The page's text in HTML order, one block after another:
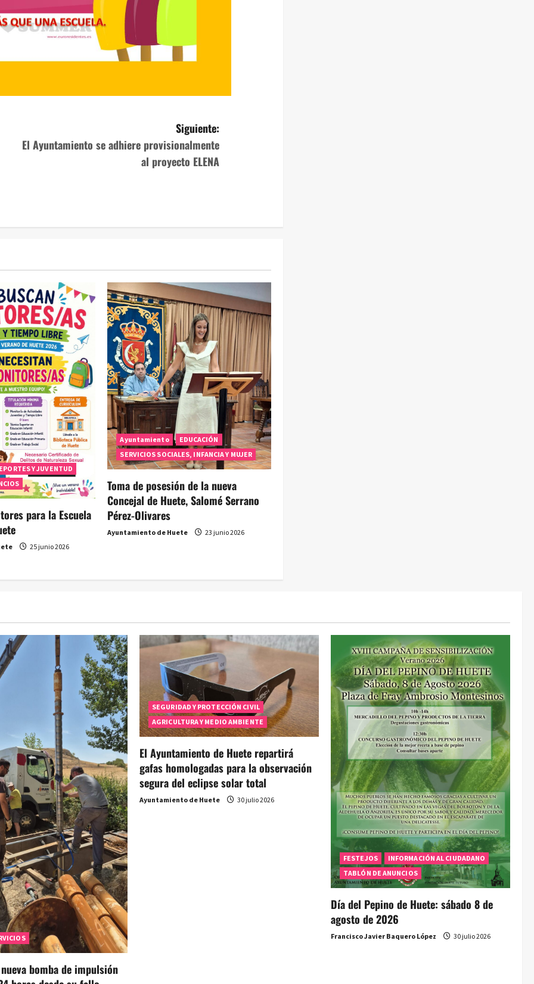
Siguiente:
El Ayuntamiento se adhiere provisionalmente
al proyecto ELENA
Y JUVENTUD
para la Escuela
25 junio 2026
Ayuntamiento
EDUCACIÓN
SERVICIOS SOCIALES, INFANCIA Y MUJER
Toma de posesión de la nueva
Concejal de Huete, Salomé Serrano
Pérez-Olivares
Ayuntamiento de Huete 23 junio 2026
bomba de impulsión
SEGURIDAD Y PROTECCIÓN CIVIL
AGRICULTURA Y MEDIO AMBIENTE
El Ayuntamiento de Huete repartirá
gafas homologadas para la observación
segura del eclipse solar total
Ayuntamiento de Huete 30 julio 2026
FESTEJOS
INFORMACIÓN AL CIUDADANO
TABLÓN DE ANUNCIOS
Día del Pepino de Huete: sábado 8 de
agosto de 2026
Francisco Javier Baquero López 30 julio 2026